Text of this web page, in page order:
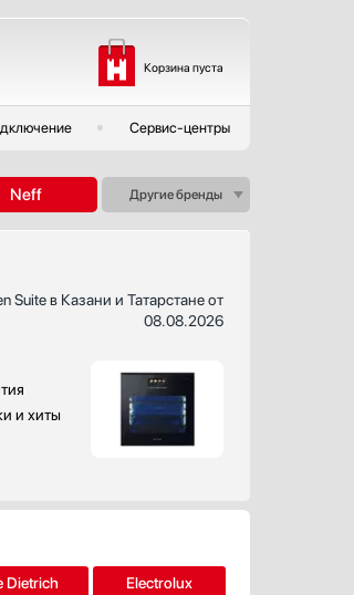
Корзина пуста
Сервис-центры
Neff Другие бренды
в Казани и Татарстане от
08.08.2026
и хиты
Dietrich Electrolux